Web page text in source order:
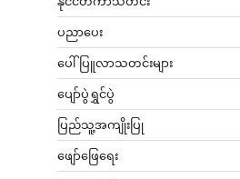
ပညာပေး
ပေါ်ပြူလာသတင်းများ
ပျော်ပွဲရွှင်ပွဲ
ပြည်သူ့အကျိုးပြု
ဖျော်ဖြေရေး